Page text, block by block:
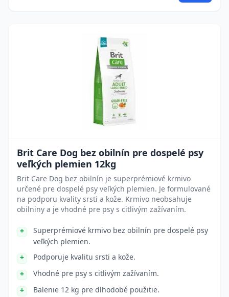
Brit Care Dog bez obilnín pre dospelé psy
veľkých plemien 12kg
Brit Care Dog bez obilnín je superprémiové krmivo
určené pre dospelé psy veľkých plemien. Je formulované
na podporu kvality srsti a kože. Krmivo neobsahuje
obilniny a je vhodné pre psy s citlivým zažívaním.
Superprémiové krmivo bez obilnín pre dospelé psy
veľkých plemien.
Podporuje kvalitu srsti a kože.
Vhodné pre psy s citlivým zažívaním.
Balenie 12 kg pre dlhodobé použitie.